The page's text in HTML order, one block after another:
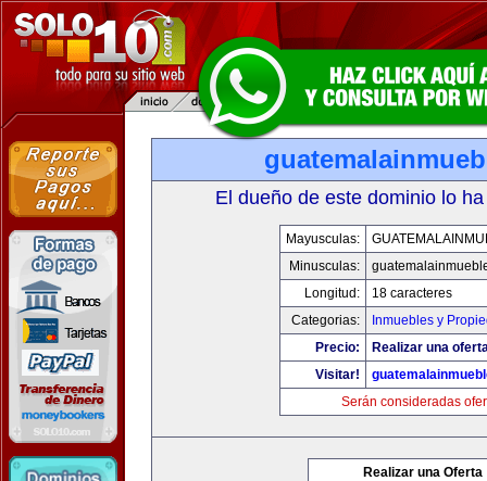
El dueño de este dominio lo
Mayusculas:
Minusculas:
Longitud:
18 caracteres
Categorias:
Inmuebles y
Precio:
Realizar una
Visitar!
Serán consideradas
Realizar una Oferta